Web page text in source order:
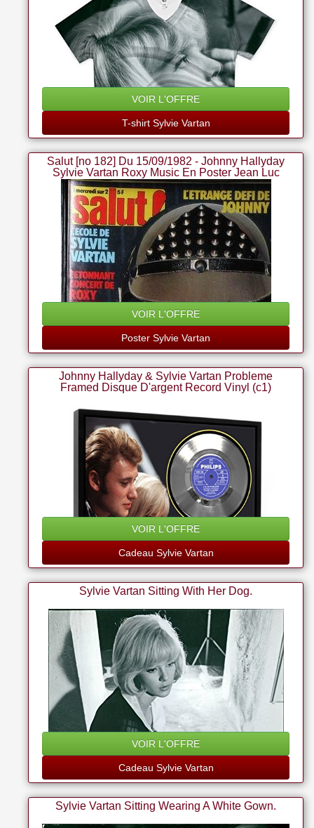
VOIR L'OFFRE
T-shirt Sylvie Vartan
Salut [no 182] Du 15/09/1982 - Johnny Hallyday
Sylvie Vartan Roxy Music En Poster Jean Luc
Lahaye Lavilliers
VOIR L'OFFRE
Poster Sylvie Vartan
Johnny Hallyday & Sylvie Vartan Probleme
Framed Disque D'argent Record Vinyl (c1)
VOIR L'OFFRE
Cadeau Sylvie Vartan
Sylvie Vartan Sitting With Her Dog.
VOIR L'OFFRE
Cadeau Sylvie Vartan
Sylvie Vartan Sitting Wearing A White Gown.